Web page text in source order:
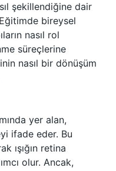
şekillendiğine dair
bireysel
nasıl rol
süreçlerine
nasıl bir dönüşüm
yer alan,
ifade eder. Bu
ışığın retina
olur. Ancak,